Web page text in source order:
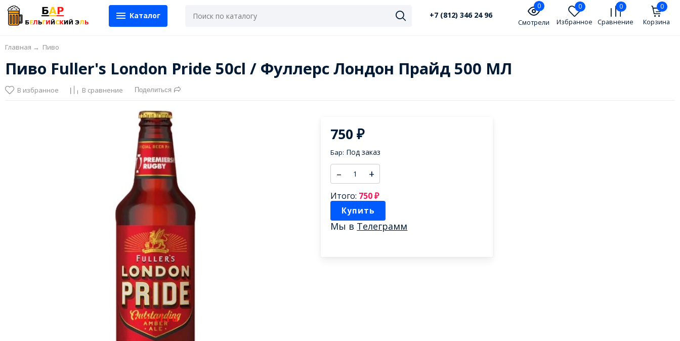
Каталог +7 (812) 346 24 96
0
Смотрели
0
Избранное
0
Сравнение
0
Корзина
Главная → Пиво
Пиво Fuller's London Pride 50cl / Фуллерс Лондон Прайд 500 МЛ
В избранное В сравнение Поделиться
750₽
Бар: Под заказ
– +
Итого: 750₽
Купить
Мы в Телеграмм